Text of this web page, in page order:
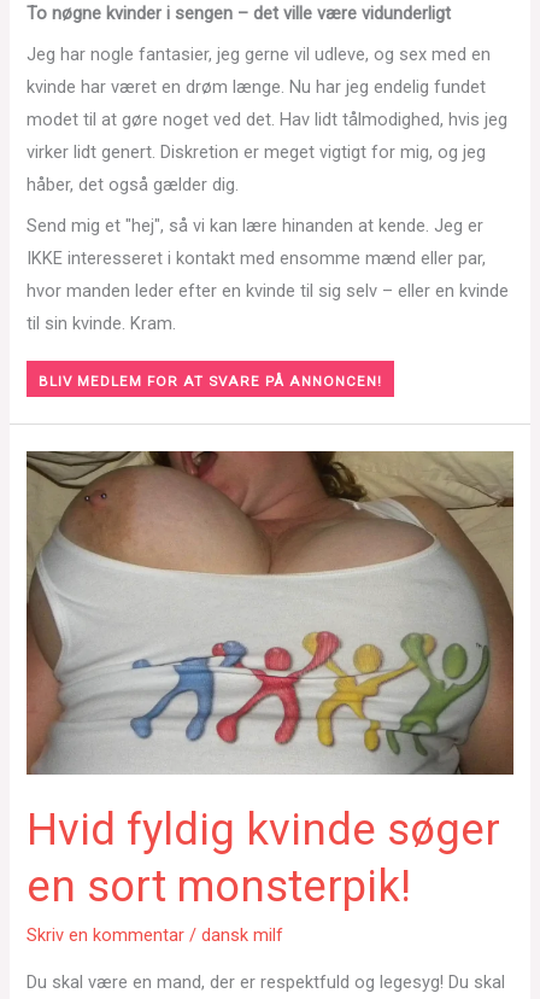
To nøgne kvinder i sengen – det ville være vidunderligt
Jeg har nogle fantasier, jeg gerne vil udleve, og sex med en
kvinde har været en drøm længe. Nu har jeg endelig fundet
modet til at gøre noget ved det. Hav lidt tålmodighed, hvis jeg
virker lidt genert. Diskretion er meget vigtigt for mig, og jeg
håber, det også gælder dig.
Send mig et "hej", så vi kan lære hinanden at kende. Jeg er
IKKE interesseret i kontakt med ensomme mænd eller par,
hvor manden leder efter en kvinde til sig selv – eller en kvinde
til sin kvinde. Kram.
BLIV MEDLEM FOR AT SVARE PÅ ANNONCEN!
Hvid fyldig kvinde søger
en sort monsterpik!
Skriv en kommentar /dansk milf
Du skal være en mand, der er respektfuld og legesyg! Du skal